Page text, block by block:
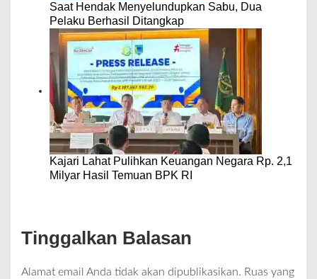
Saat Hendak Menyelundupkan Sabu, Dua
Pelaku Berhasil Ditangkap
Kajari Lahat Pulihkan Keuangan Negara Rp. 2,1
Milyar Hasil Temuan BPK RI
Tinggalkan Balasan
Alamat email Anda tidak akan dipublikasikan. Ruas yang